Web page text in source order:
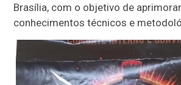
Brasília, com o objetivo de
conhecimentos técnicos e